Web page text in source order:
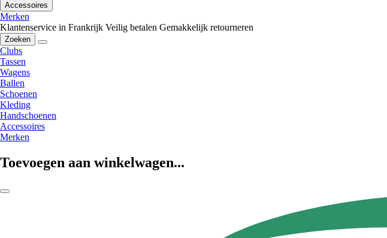
Accessoires
Merken
Klantenservice in Frankrijk Veilig betalen Gemakkelijk retourneren
Zoeken
Clubs
Tassen
Wagens
Ballen
Schoenen
Kleding
Handschoenen
Accessoires
Merken
Toevoegen aan winkelwagen...